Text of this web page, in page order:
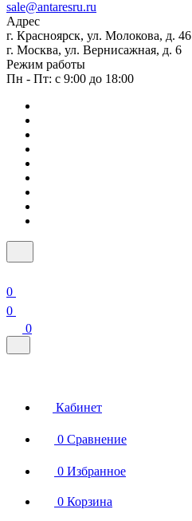
sale@antaresru.ru
Адрес
г. Красноярск, ул. Молокова, д. 46
г. Москва, ул. Вернисажная, д. 6
Режим работы
Пн - Пт: с 9:00 до 18:00
0
0
0
Кабинет
0 Сравнение
0 Избранное
0 Корзина